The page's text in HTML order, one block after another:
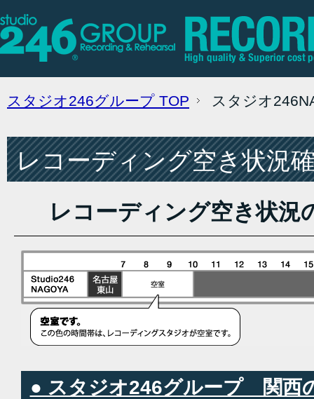
スタジオ246グループ TOP スタジオ
レコーディング空き状況
レコーディング空き状況
● スタジオ246グループ 関西